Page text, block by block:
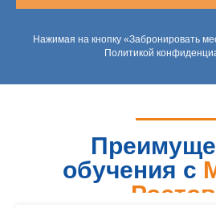
Нажимая на кнопку «Забронировать
Политикой
обучения с